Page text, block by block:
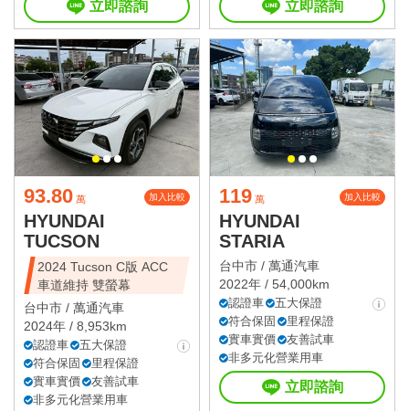
立即諮詢 立即諮詢
93.80 萬 加入比較
HYUNDAI
TUCSON
2024 Tucson C版 ACC
車道維持 雙螢幕
台中市 / 萬通汽車
2024年 / 8,953km
認證車
五大保證
符合保固
里程保證
實車實價
友善試車
非多元化營業用車
119 萬 加入比較
HYUNDAI
STARIA
台中市 / 萬通汽車
2022年 / 54,000km
認證車
五大保證
符合保固
里程保證
實車實價
友善試車
非多元化營業用車
立即諮詢